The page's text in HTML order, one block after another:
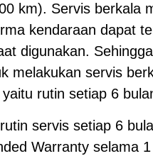
km). Servis berkala
kendaraan dapat
digunakan.
melakukan servis
rutin setiap 6
servis setiap 6
Warranty selama